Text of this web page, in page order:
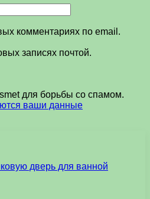
комментариях по email.
записях почтой.
для борьбы со спамом.
ваши данные
дверь для ванной